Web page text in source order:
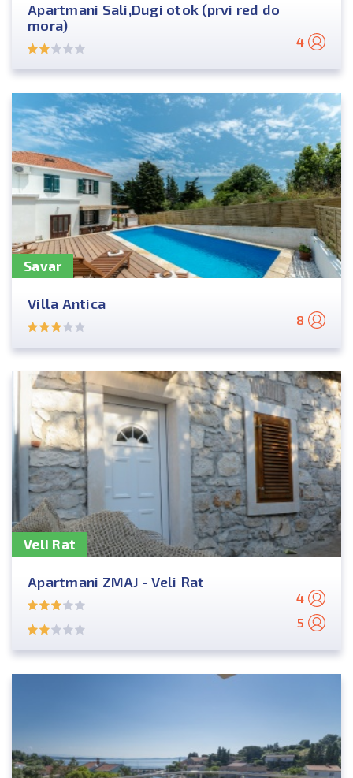
Apartmani Sali,Dugi otok (prvi red do
mora)
4
Savar
Villa Antica
8
Veli Rat
Apartmani ZMAJ - Veli Rat
4
5